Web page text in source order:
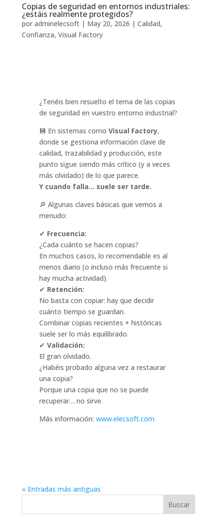
Copias de seguridad en entornos industriales:
¿estáis realmente protegidos?
por adminelecsoft| May 20, 2026 | Calidad,
Confianza, Visual Factory
¿Tenéis bien resuelto el tema de las copias
de seguridad en vuestro entorno industrial?
💾 En sistemas como Visual Factory,
donde se gestiona información clave de
calidad, trazabilidad y producción, este
punto sigue siendo más crítico (y a veces
más olvidado) de lo que parece.
Y cuando falla… suele ser tarde.
🔎 Algunas claves básicas que vemos a
menudo:
✔ Frecuencia:
¿Cada cuánto se hacen copias?
En muchos casos, lo recomendable es al
menos diario (o incluso más frecuente si
hay mucha actividad).
✔ Retención:
No basta con copiar: hay que decidir
cuánto tiempo se guardan.
Combinar copias recientes + históricas
suele ser lo más equilibrado.
✔ Validación:
El gran olvidado.
¿Habéis probado alguna vez a restaurar
una copia?
Porque una copia que no se puede
recuperar… no sirve.
Más información: www.elecsoft.com
« Entradas más antiguas
Buscar